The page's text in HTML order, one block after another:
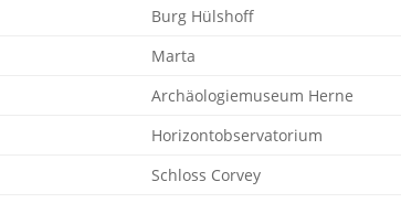
Burg Hülshoff
Marta
Archäologiemuseum Herne
Horizontobservatorium
Schloss Corvey